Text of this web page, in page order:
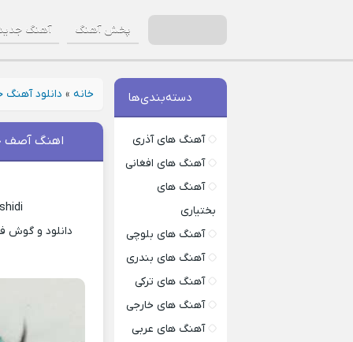
پخش آهنگ آهنگ
خانه » دانلود آهنگ
اهنگ آصف
دانلود و گوش
دسته‌بندی‌ها
آهنگ های آذری
آهنگ های افغانی
آهنگ های
بختیاری
آهنگ های بلوچی
آهنگ های بندری
آهنگ های ترکی
آهنگ های خارجی
آهنگ های عربی